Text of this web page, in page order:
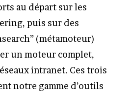
au départ sur les
puis sur des
(métamoteur)
un moteur complet,
intranet. Ces trois
notre gamme d’outils